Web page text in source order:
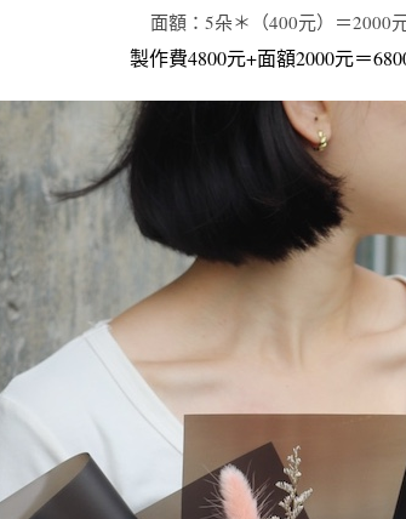
面額：5朵＊（400元）＝2000
製作費4800元+面額2000元＝